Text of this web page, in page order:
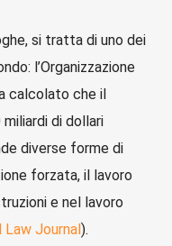
si tratta di uno dei
l’Organizzazione
calcolato che il
di dollari
diverse forme di
forzata, il lavoro
e nel lavoro
Law Journal).